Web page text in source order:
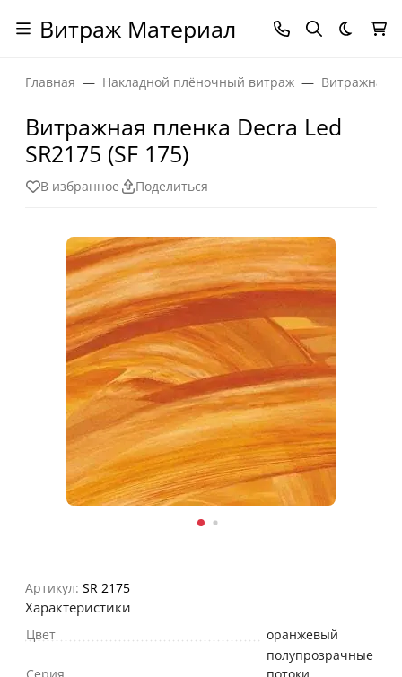
Витраж Материал Темная
Главная Накладной плёночный витраж Витражная
Витражная пленка Decra Led
SR2175 (SF 175)
В избранное Поделиться
Артикул: SR 2175
Характеристики
Цвет оранжевый
полупрозрачные